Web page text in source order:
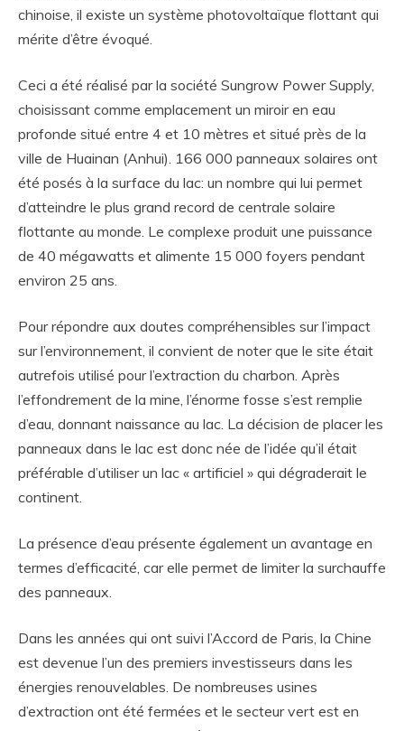
chinoise, il existe un système photovoltaïque flottant qui
mérite d’être évoqué.
Ceci a été réalisé par la société Sungrow Power Supply,
choisissant comme emplacement un miroir en eau
profonde situé entre 4 et 10 mètres et situé près de la
ville de Huainan (Anhui). 166 000 panneaux solaires ont
été posés à la surface du lac: un nombre qui lui permet
d’atteindre le plus grand record de centrale solaire
flottante au monde. Le complexe produit une puissance
de 40 mégawatts et alimente 15 000 foyers pendant
environ 25 ans.
Pour répondre aux doutes compréhensibles sur l’impact
sur l’environnement, il convient de noter que le site était
autrefois utilisé pour l’extraction du charbon. Après
l’effondrement de la mine, l’énorme fosse s’est remplie
d’eau, donnant naissance au lac. La décision de placer les
panneaux dans le lac est donc née de l’idée qu’il était
préférable d’utiliser un lac « artificiel » qui dégraderait le
continent.
La présence d’eau présente également un avantage en
termes d’efficacité, car elle permet de limiter la surchauffe
des panneaux.
Dans les années qui ont suivi l’Accord de Paris, la Chine
est devenue l’un des premiers investisseurs dans les
énergies renouvelables. De nombreuses usines
d’extraction ont été fermées et le secteur vert est en